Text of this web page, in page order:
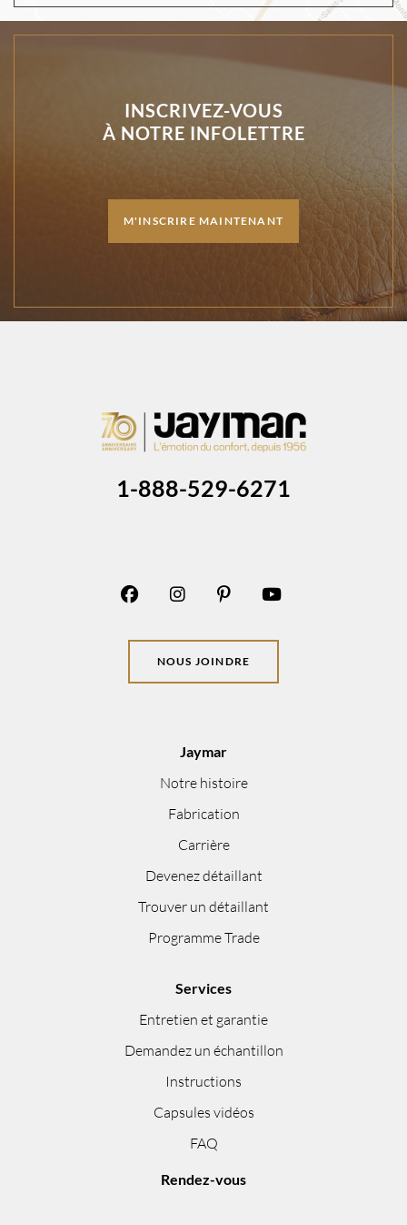
INSCRIVEZ-VOUS
À NOTRE INFOLETTRE
M'INSCRIRE MAINTENANT
1-888-529-6271
NOUS JOINDRE
Jaymar
Notre histoire
Fabrication
Carrière
Devenez détaillant
Trouver un détaillant
Programme Trade
Services
Entretien et garantie
Demandez un échantillon
Instructions
Capsules vidéos
FAQ
Rendez-vous